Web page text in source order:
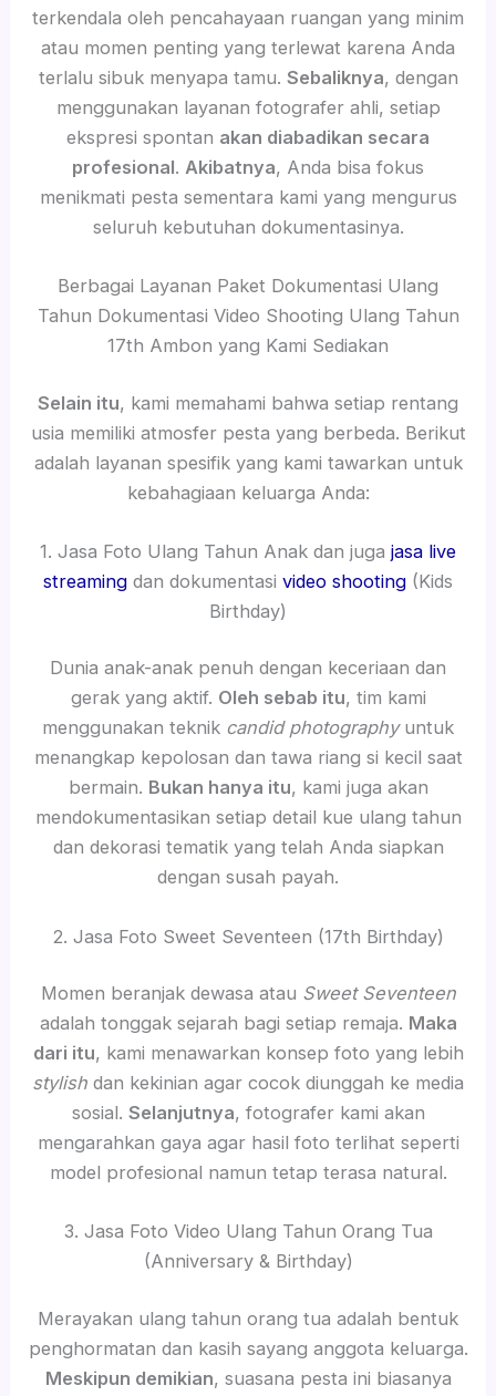
terkendala oleh pencahayaan ruangan yang minim
atau momen penting yang terlewat karena Anda
terlalu sibuk menyapa tamu. Sebaliknya, dengan
menggunakan layanan fotografer ahli, setiap
ekspresi spontan akan diabadikan secara
profesional. Akibatnya, Anda bisa fokus
menikmati pesta sementara kami yang mengurus
seluruh kebutuhan dokumentasinya.
Berbagai Layanan Paket Dokumentasi Ulang
Tahun Dokumentasi Video Shooting Ulang Tahun
17th Ambon yang Kami Sediakan
Selain itu, kami memahami bahwa setiap rentang
usia memiliki atmosfer pesta yang berbeda. Berikut
adalah layanan spesifik yang kami tawarkan untuk
kebahagiaan keluarga Anda:
1. Jasa Foto Ulang Tahun Anak dan juga jasa live
streaming dan dokumentasi video shooting (Kids
Birthday)
Dunia anak-anak penuh dengan keceriaan dan
gerak yang aktif. Oleh sebab itu, tim kami
menggunakan teknik candid photographyuntuk
menangkap kepolosan dan tawa riang si kecil saat
bermain. Bukan hanya itu, kami juga akan
mendokumentasikan setiap detail kue ulang tahun
dan dekorasi tematik yang telah Anda siapkan
dengan susah payah.
2. Jasa Foto Sweet Seventeen (17th Birthday)
Momen beranjak dewasa atau Sweet Seventeen
adalah tonggak sejarah bagi setiap remaja. Maka
dari itu, kami menawarkan konsep foto yang lebih
stylish dan kekinian agar cocok diunggah ke media
sosial. Selanjutnya, fotografer kami akan
mengarahkan gaya agar hasil foto terlihat seperti
model profesional namun tetap terasa natural.
3. Jasa Foto Video Ulang Tahun Orang Tua
(Anniversary & Birthday)
Merayakan ulang tahun orang tua adalah bentuk
penghormatan dan kasih sayang anggota keluarga.
Meskipun demikian, suasana pesta ini biasanya